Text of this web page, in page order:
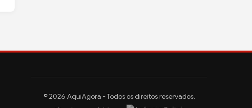
© 2026 AquiAgora - Todos os direitos reservados.